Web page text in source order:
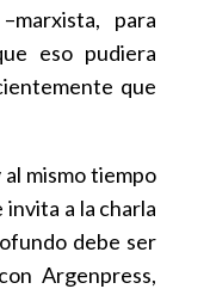
para
eso pudiera
que
mismo tiempo
a la charla
debe ser
Argenpress,